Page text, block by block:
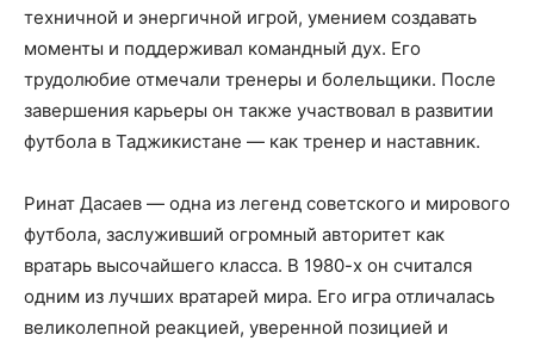
техничной и энергичной игрой, умением создавать
моменты и поддерживал командный дух. Его
трудолюбие отмечали тренеры и болельщики. После
завершения карьеры он также участвовал в развитии
футбола в Таджикистане — как тренер и наставник.
Ринат Дасаев — одна из легенд советского и мирового
футбола, заслуживший огромный авторитет как
вратарь высочайшего класса. В 1980-х он считался
одним из лучших вратарей мира. Его игра отличалась
великолепной реакцией, уверенной позицией и